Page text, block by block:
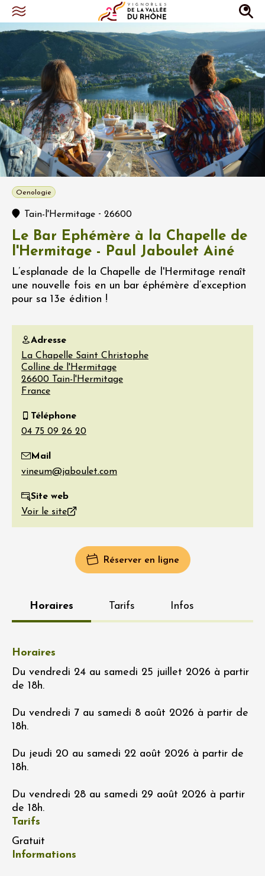
Oenologie
Tain-l'Hermitage - 26600
Le Bar Ephémère à la Chapelle de
l'Hermitage - Paul Jaboulet Ainé
L’esplanade de la Chapelle de l'Hermitage renaît
une nouvelle fois en un bar éphémère d’exception
pour sa 13e édition !
Adresse
La Chapelle Saint Christophe
Colline de l'Hermitage
26600
Tain-l'Hermitage
France
Téléphone
Mail
Site web
Voir le site
Réserver en ligne
Horaires Tarifs Infos
Horaires
Du vendredi 24 au samedi 25 juillet 2026 à partir
de 18h.
Du vendredi 7 au samedi 8 août 2026 à partir de
18h.
Du jeudi 20 au samedi 22 août 2026 à partir de
18h.
Du vendredi 28 au samedi 29 août 2026 à partir
de 18h.
Tarifs
Gratuit
Informations